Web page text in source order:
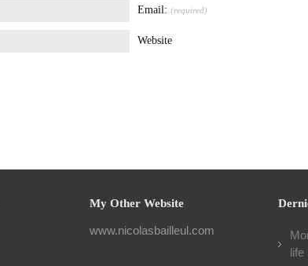
Email:(required)
Website
My Other Website
www.nicolasbailleul.com
life